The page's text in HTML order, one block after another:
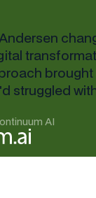
brought
struggled
AI